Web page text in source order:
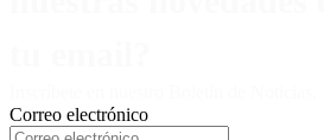
Correo electrónico